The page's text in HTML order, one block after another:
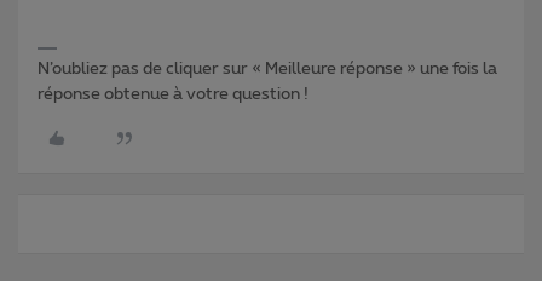
N’oubliez pas de cliquer sur « Meilleure réponse » une fois la
réponse obtenue à votre question !